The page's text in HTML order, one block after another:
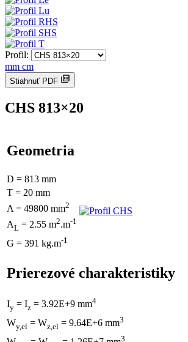
Profil:
mm cm
Stiahnuť PDF
CHS 813×20
Geometria
D = 813 mm
T = 20 mm
A = 49800 mm2
AL = 2.55 m2.m-1
G = 391 kg.m-1
Prierezové charakteristiky
Iy = Iz = 3.92E+9 mm4
Wy,el = Wz,el = 9.64E+6 mm3
3